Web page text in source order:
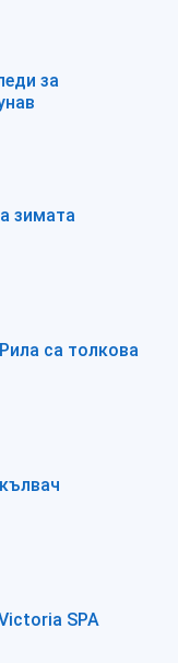
за
зимата
са толкова
SPA